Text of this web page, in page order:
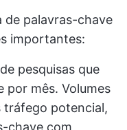
de palavras-chave
importantes:
pesquisas que
por mês. Volumes
tráfego potencial,